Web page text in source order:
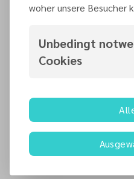
Wir
woher unsere Besucher
Unbedingt
Cookies